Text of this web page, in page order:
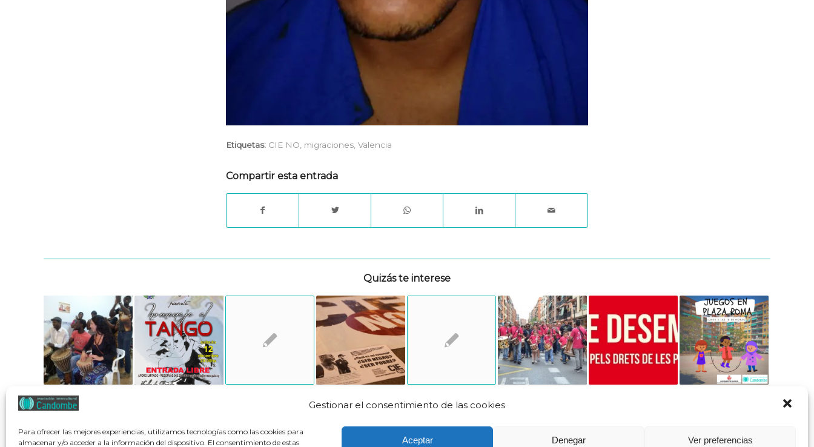
Gestionar el consentimiento de las cookies
Para ofrecer las mejores experiencias, utilizamos tecnologías como las cookies para
almacenar y/o acceder a la información del dispositivo. El consentimiento de estas
Aceptar Denegar Ver preferencias
Etiquetas: CIE NO, migraciones, Valencia
Compartir esta entrada
Quizás te interese